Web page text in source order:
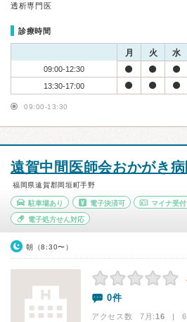
透析専門医
診療時間
月 火 水
09:00-12:30
13:30-17:00
09:00-13:30
遠賀中間医師会おかがき
福岡県遠賀郡岡垣町手野
駐車場あり 電子決済可 マイナ受付
電子処方せん対応
朝（8:30〜）
0件
アクセス数 7月:16 | 6